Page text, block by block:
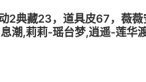
2典藏23，道具皮67，薇
潮,莉莉-瑶台梦,逍遥-莲华